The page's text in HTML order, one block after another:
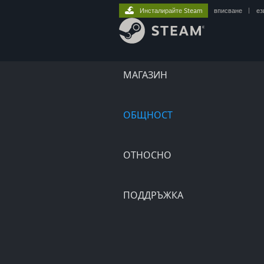
МАГАЗИН
ОБЩНОСТ
ОТНОСНО
ПОДДРЪЖКА
Инсталирайте Steam вписване